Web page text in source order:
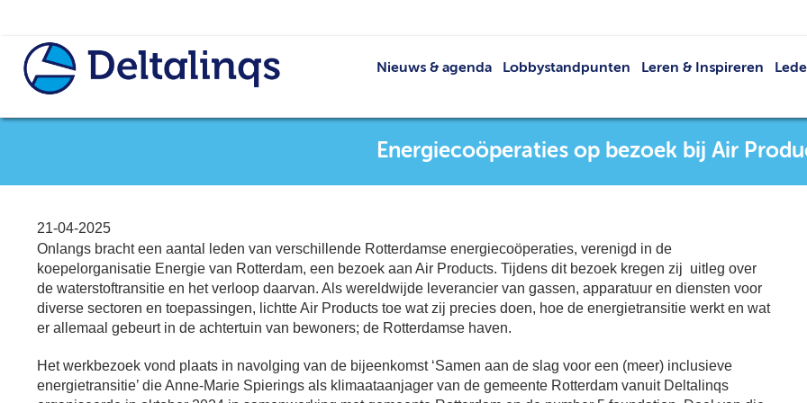
Nieuws & agenda
Agenda
Publicaties
Lobbystandpunten Leren & Inspireren
Energiecoöperaties op bezoek bij Air
21-04-2025
Onlangs bracht een aantal leden van verschillende Rotterdamse energiecoöperaties, verenigd in de
koepelorganisatie Energie van Rotterdam, een bezoek aan Air Products. Tijdens dit bezoek kregen zij uitleg over
de waterstoftransitie en het verloop daarvan. Als wereldwijde leverancier van gassen, apparatuur en diensten voor
diverse sectoren en toepassingen, lichtte Air Products toe wat zij precies doen, hoe de energietransitie werkt en wat
er allemaal gebeurt in de achtertuin van bewoners; de Rotterdamse haven.
Het werkbezoek vond plaats in navolging van de bijeenkomst ‘Samen aan de slag voor een (meer) inclusieve
energietransitie’ die Anne-Marie Spierings als klimaataanjager van de gemeente Rotterdam vanuit Deltalinqs